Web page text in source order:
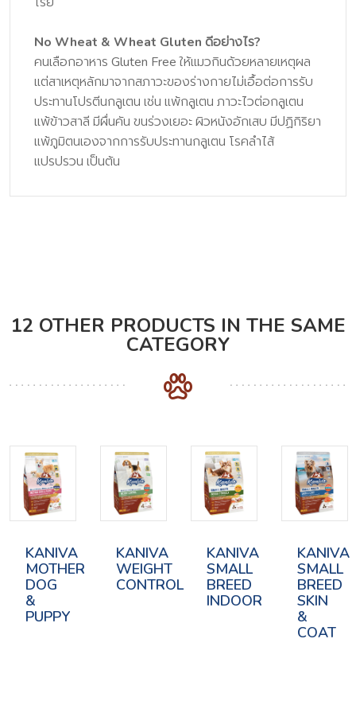
No Wheat & Wheat Gluten ดีอย่างไร?
คนเลือกอาหาร Gluten Free ให้แมวกินด้วยหลายเหตุผล
แต่สาเหตุหลักมาจากสภาวะของร่างกายไม่เอื้อต่อการรับ
ประทานโปรตีนกลูเตน เช่น แพ้กลูเตน ภาวะไวต่อกลูเตน
แพ้ข้าวสาลี มีผื่นคัน ขนร่วงเยอะ ผิวหนังอักเสบ มีปฏิกิริยา
แพ้ภูมิตนเองจากการรับประทานกลูเตน โรคลำไส้
แปรปรวน เป็นต้น
12 OTHER PRODUCTS IN THE SAME
CATEGORY
KANIVA
MOTHER
DOG
&
PUPPY
KANIVA
WEIGHT
CONTROL
KANIVA
SMALL
BREED
INDOOR
KANIVA
SMALL
BREED
SKIN
&
COAT